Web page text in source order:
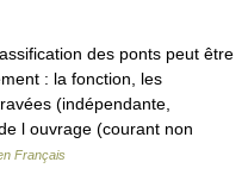
des ponts peut être
: la fonction, les
(indépendante,
l ouvrage (courant non
Français